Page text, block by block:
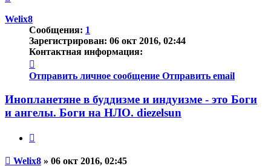
началу
Welix8
Сообщения: 1
Зарегистрирован: 06 окт 2016, 02:44
Контактная информация:
информация
пользователя
Отправить личное сообщение Отправить email
Инопланетяне в буддизме и индуизме - это Боги
и ангелы. Боги на НЛО. diezelsun
Непрочитанное
Welix8 » 06 окт 2016, 02:45